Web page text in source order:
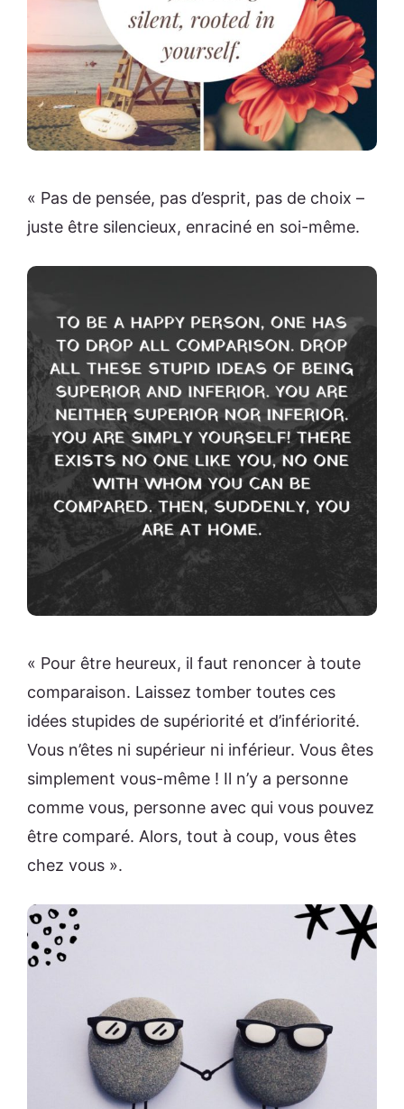
« Pas de pensée, pas d’esprit, pas de choix –
juste être silencieux, enraciné en soi-même.
« Pour être heureux, il faut renoncer à toute
comparaison. Laissez tomber toutes ces
idées stupides de supériorité et d’infériorité.
Vous n’êtes ni supérieur ni inférieur. Vous êtes
simplement vous-même ! Il n’y a personne
comme vous, personne avec qui vous pouvez
être comparé. Alors, tout à coup, vous êtes
chez vous ».